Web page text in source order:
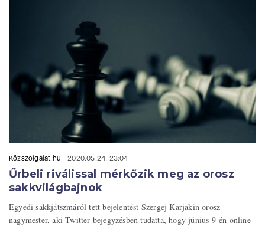
Közszolgálat.hu 2020.05.24. 23:04
Űrbeli riválissal mérkőzik meg az orosz
sakkvilágbajnok
Egyedi sakkjátszmáról tett bejelentést Szergej Karjakin orosz
nagymester, aki Twitter-bejegyzésben tudatta, hogy június 9-én online